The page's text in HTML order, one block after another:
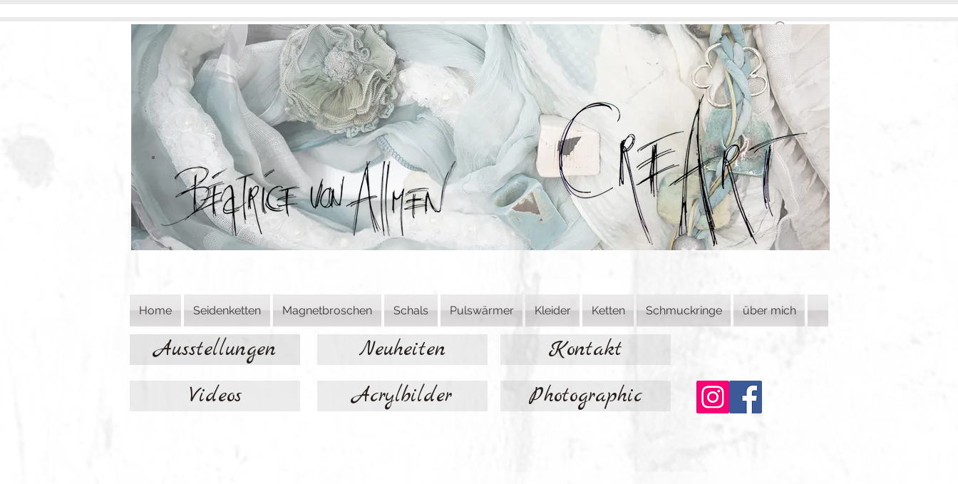
Home Seidenketten Magnetbroschen Schals Pulswärmer Kleider Ketten Schmuckringe über mich
Ausstellungen Neuheiten
Kontakt
Videos
Acrylbilder Photographic